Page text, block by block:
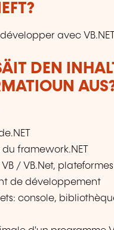
avec VB.NET
DEN
framework.NET
/ VB.Net,
de développement
console,